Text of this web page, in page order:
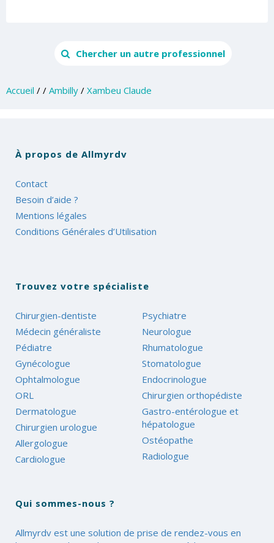
Chercher un autre professionnel
Accueil / / Ambilly / Xambeu Claude
À propos de Allmyrdv
Contact
Besoin d’aide ?
Mentions légales
Conditions Générales d’Utilisation
Trouvez votre spécialiste
Chirurgien-dentiste
Médecin généraliste
Pédiatre
Gynécologue
Ophtalmologue
ORL
Dermatologue
Chirurgien urologue
Allergologue
Cardiologue
Psychiatre
Neurologue
Rhumatologue
Stomatologue
Endocrinologue
Chirurgien orthopédiste
Gastro-entérologue et
hépatologue
Ostéopathe
Radiologue
Qui sommes-nous ?
Allmyrdv est une solution de prise de rendez-vous en